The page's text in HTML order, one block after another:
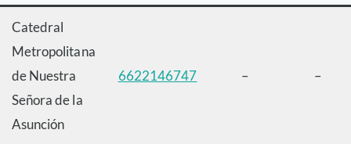
Catedral
Metropolitana
de Nuestra
Señora de la
Asunción
6622146747 – –